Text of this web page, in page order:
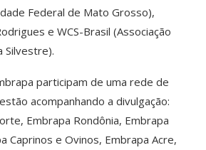
Federal de Mato Grosso),
e WCS-Brasil (Associação
Silvestre).
participam de uma rede de
acompanhando a divulgação:
Embrapa Rondônia, Embrapa
Caprinos e Ovinos, Embrapa Acre,